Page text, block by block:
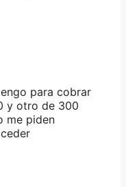
para cobrar
y otro de 300
me piden